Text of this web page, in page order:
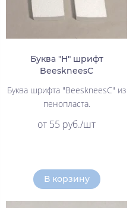
Буква "Н" шрифт
BeeskneesC
Буква шрифта "BeeskneesC" из
пенопласта.
от 55 руб./шт
В корзину